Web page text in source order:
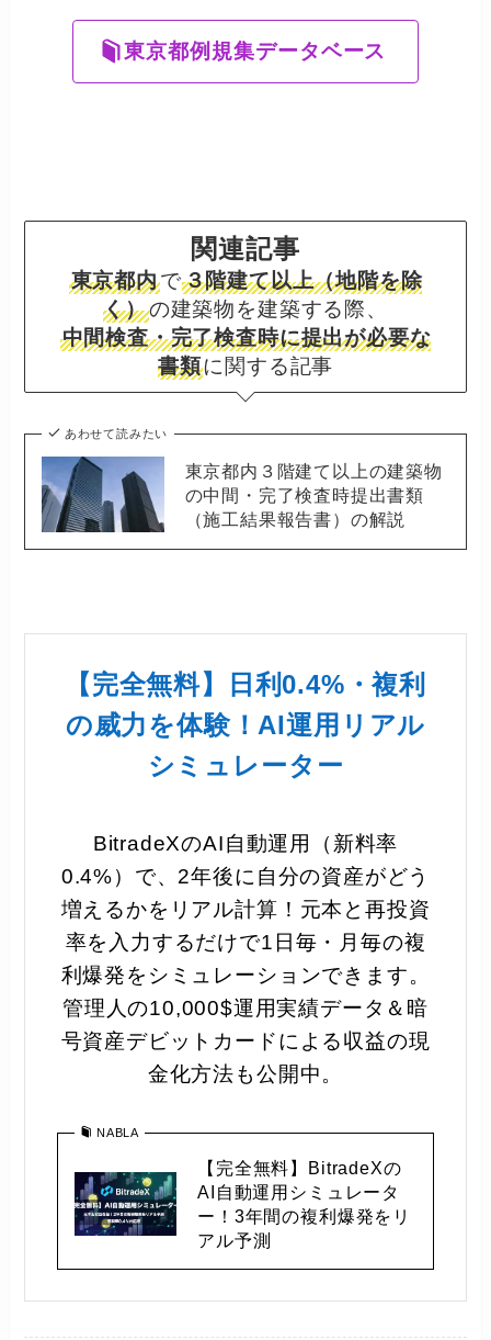
東京都例規集データベース
関連記事
東京都内で３階建て以上（地階を除
く）の建築物を建築する際、
中間検査・完了検査時に提出が必要な
書類に関する記事
あわせて読みたい
東京都内３階建て以上の建築物
の中間・完了検査時提出書類
（施工結果報告書）の解説
【完全無料】日利0.4%・複利
の威力を体験！AI運用リアル
シミュレーター
BitradeXのAI自動運用（新料率
0.4%）で、2年後に自分の資産がどう
増えるかをリアル計算！元本と再投資
率を入力するだけで1日毎・月毎の複
利爆発をシミュレーションできます。
管理人の10,000$運用実績データ＆暗
号資産デビットカードによる収益の現
金化方法も公開中。
NABLA
【完全無料】BitradeXの
AI自動運用シミュレータ
ー！3年間の複利爆発をリ
アル予測